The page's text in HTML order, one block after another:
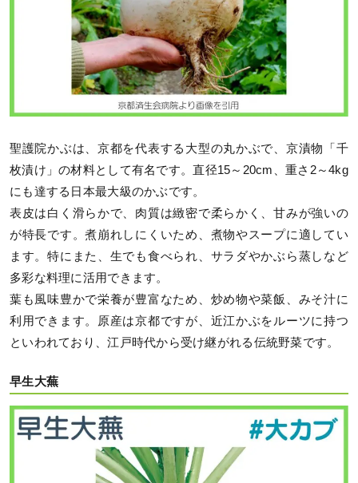
聖護院かぶは、京都を代表する大型の丸かぶで、京漬物「千
枚漬け」の材料として有名です。直径15～20cm、重さ2～4kg
にも達する日本最大級のかぶです。
表皮は白く滑らかで、肉質は緻密で柔らかく、甘みが強いの
が特長です。煮崩れしにくいため、煮物やスープに適してい
ます。特にまた、生でも食べられ、サラダやかぶら蒸しなど
多彩な料理に活用できます。
葉も風味豊かで栄養が豊富なため、炒め物や菜飯、みそ汁に
利用できます。原産は京都ですが、近江かぶをルーツに持つ
といわれており、江戸時代から受け継がれる伝統野菜です。
早生大蕪